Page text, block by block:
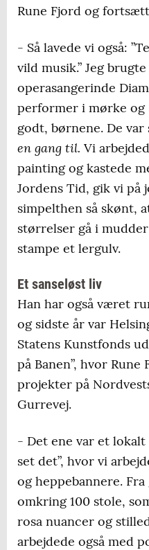
Rune Fjord og
- Så lavede vi også:
vild musik.” Jeg
operasangerinde
performer i mørke og
godt, børnene. De var
en gang til. Vi
painting og kastede
Jordens Tid, gik vi på
simpelthen så skønt,
størrelser gå i
stampe et lergulv.
Et sanseløst liv
Han har også været
og sidste år var
Statens Kunstfonds
på Banen”, hvor
projekter på
Gurrevej.
- Det ene var et
set det”, hvor vi
og heppebannere.
omkring 100 stole,
rosa nuancer og
arbejdede også med